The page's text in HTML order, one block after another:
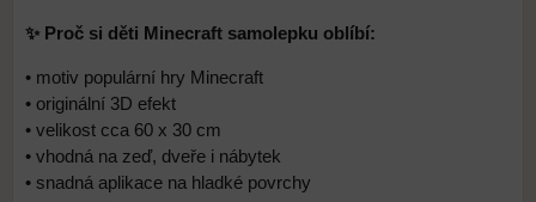
✨ Proč si děti Minecraft samolepku oblíbí:
• motiv populární hry Minecraft
• originální 3D efekt
• velikost cca 60 x 30 cm
• vhodná na zeď, dveře i nábytek
• snadná aplikace na hladké povrchy